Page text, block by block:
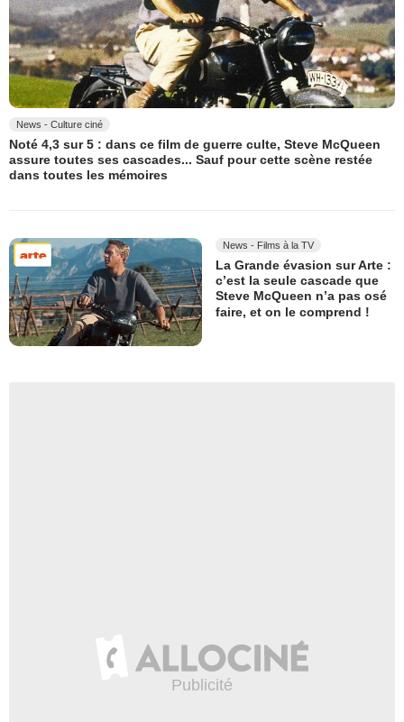
News - Culture ciné
Noté 4,3 sur 5 : dans ce film de guerre culte, Steve McQueen
assure toutes ses cascades... Sauf pour cette scène restée
dans toutes les mémoires
News - Films à la TV
La Grande évasion sur Arte :
c’est la seule cascade que
Steve McQueen n’a pas osé
faire, et on le comprend !